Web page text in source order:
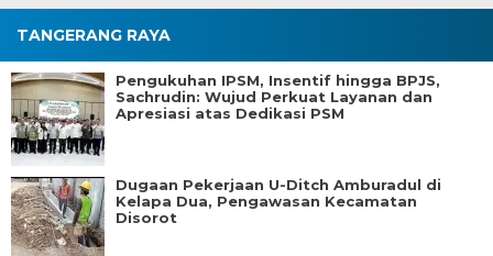
TANGERANG RAYA
Pengukuhan IPSM, Insentif hingga BPJS,
Sachrudin: Wujud Perkuat Layanan dan
Apresiasi atas Dedikasi PSM
Dugaan Pekerjaan U-Ditch Amburadul di
Kelapa Dua, Pengawasan Kecamatan
Disorot